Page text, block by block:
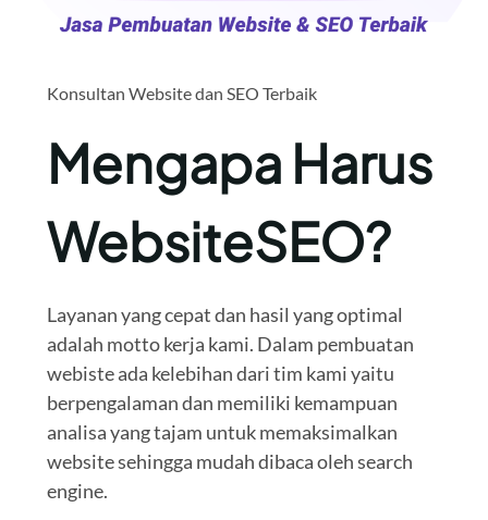
Konsultan Website dan SEO Terbaik
Mengapa Harus
WebsiteSEO?
Layanan yang cepat dan hasil yang optimal
adalah motto kerja kami. Dalam pembuatan
webiste ada kelebihan dari tim kami yaitu
berpengalaman dan memiliki kemampuan
analisa yang tajam untuk memaksimalkan
website sehingga mudah dibaca oleh search
engine.